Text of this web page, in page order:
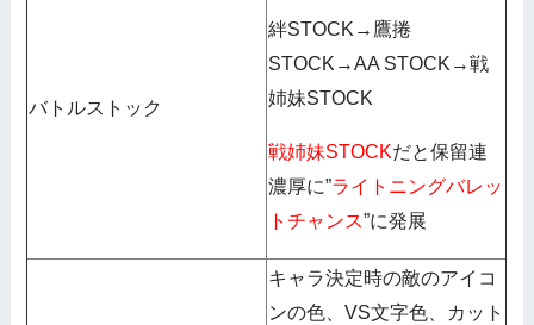
バトルストック
絆STOCK→鷹捲
STOCK→AA STOCK→戦
姉妹STOCK
戦姉妹STOCKだと保留連
濃厚に”ライトニングバレッ
トチャンス”に発展
キャラ決定時の敵のアイコ
ンの色、VS文字色、カット